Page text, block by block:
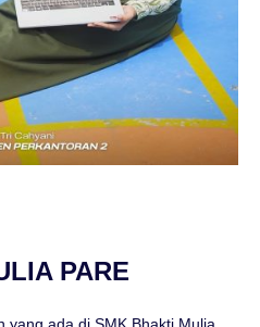
PARE